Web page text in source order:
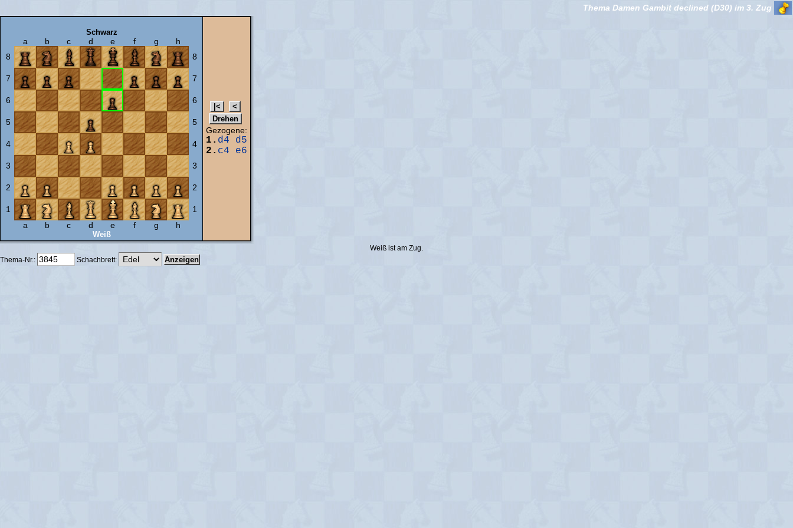
Thema Damen Gambit declined (D30) im 3. Zug
Schwarz
a b c d e f g
h
8
8
7 7
6 6
5 5
4 4
3 3
2 2
1
1
a
b c d e f g h
Weiß
Gezogene:
1. d4
d5
2. c4 e6
Weiß ist am Zug.
Thema-Nr.:
Schachbrett: